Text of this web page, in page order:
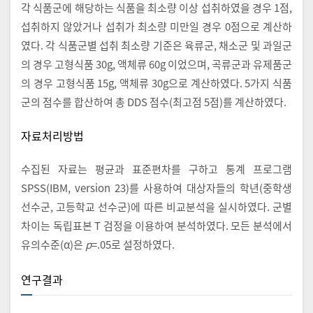
각 식품군에 해당하는 식품을 최소량 이상 섭취하였을 경우 1점,
섭취하지 않았거나 섭취가 최소량 미만일 경우 0점으로 계산하
였다. 각 식품군별 섭취 최소량 기준은 육류군, 채소군 및 과일군
의 경우 고형식품 30g, 액체류 60g 이었으며, 곡류군과 유제품군
의 경우 고형식품 15g, 액체류 30g으로 계산하였다. 5가지 식품
군의 점수를 합산하여 총 DDS 점수(최고점 5점)를 계산하였다.
자료처리방법
수집된 자료는 평균과 표준편차를 구하고 통계 프로그램
SPSS(IBM, version 23)를 사용하여 대상자들의 학년(중학생
선수군, 고등학교 선수군)에 따른 비교분석을 실시하였다. 군별
차이는 독립표본 T 검정을 이용하여 분석하였다. 모든 분석에서
유의수준(α)은 p=.05로 설정하였다.
연구결과